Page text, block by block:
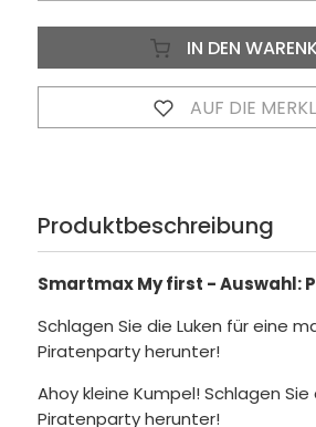
IN DEN
AUF DIE
Produktbeschreibung
Smartmax My first - Auswahl:
Schlagen Sie die Luken für eine
Piratenparty herunter!
Ahoy kleine Kumpel! Schlagen Sie
Piratenparty herunter!